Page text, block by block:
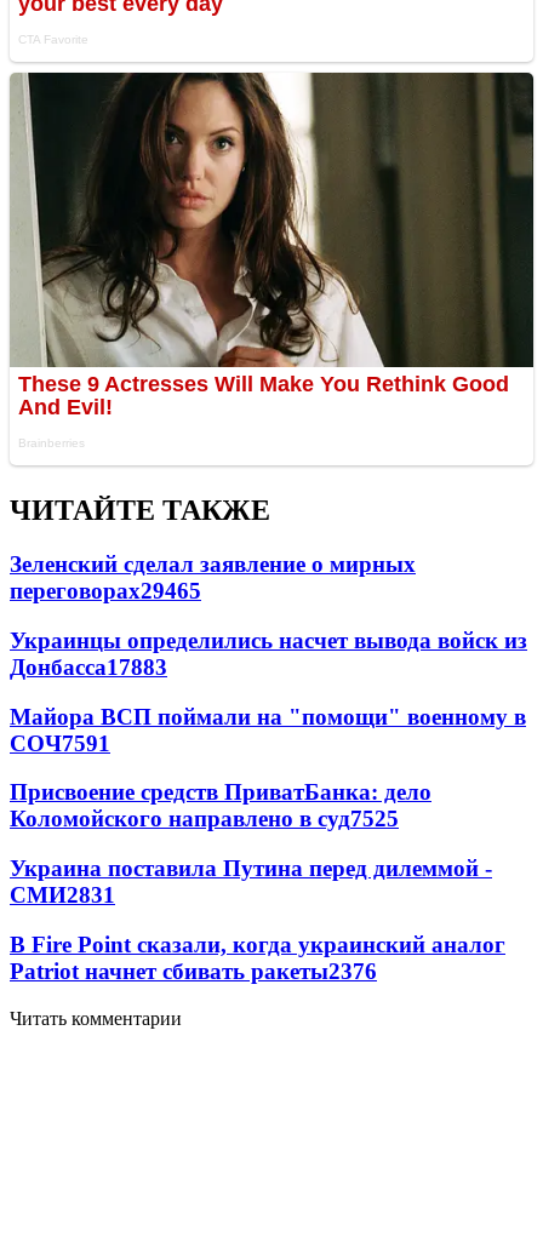
ЧИТАЙТЕ ТАКЖЕ
Зеленский сделал заявление о мирных
переговорах29465
Украинцы определились насчет вывода войск из
Донбасса17883
Майора ВСП поймали на "помощи" военному в
СОЧ7591
Присвоение средств ПриватБанка: дело
Коломойского направлено в суд7525
Украина поставила Путина перед дилеммой -
СМИ2831
В Fire Point сказали, когда украинский аналог
Patriot начнет сбивать ракеты2376
Читать комментарии